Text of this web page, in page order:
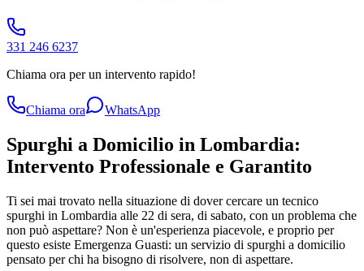
331 246 6237
Chiama ora per un intervento rapido!
Chiama ora WhatsApp
Spurghi a Domicilio in Lombardia:
Intervento Professionale e Garantito
Ti sei mai trovato nella situazione di dover cercare un tecnico
spurghi in Lombardia alle 22 di sera, di sabato, con un problema che
non può aspettare? Non è un'esperienza piacevole, e proprio per
questo esiste Emergenza Guasti: un servizio di spurghi a domicilio
pensato per chi ha bisogno di risolvere, non di aspettare.